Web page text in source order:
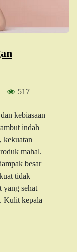
517
kebiasaan
indah
kekuatan
mahal.
besar
tidak
yang sehat
Kulit kepala